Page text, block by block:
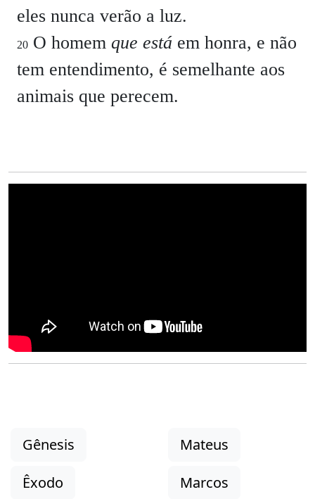
eles nunca verão a luz.
20 O homem que está em honra, e não
tem entendimento, é semelhante aos
animais que perecem.
Gênesis
Êxodo
Mateus
Marcos